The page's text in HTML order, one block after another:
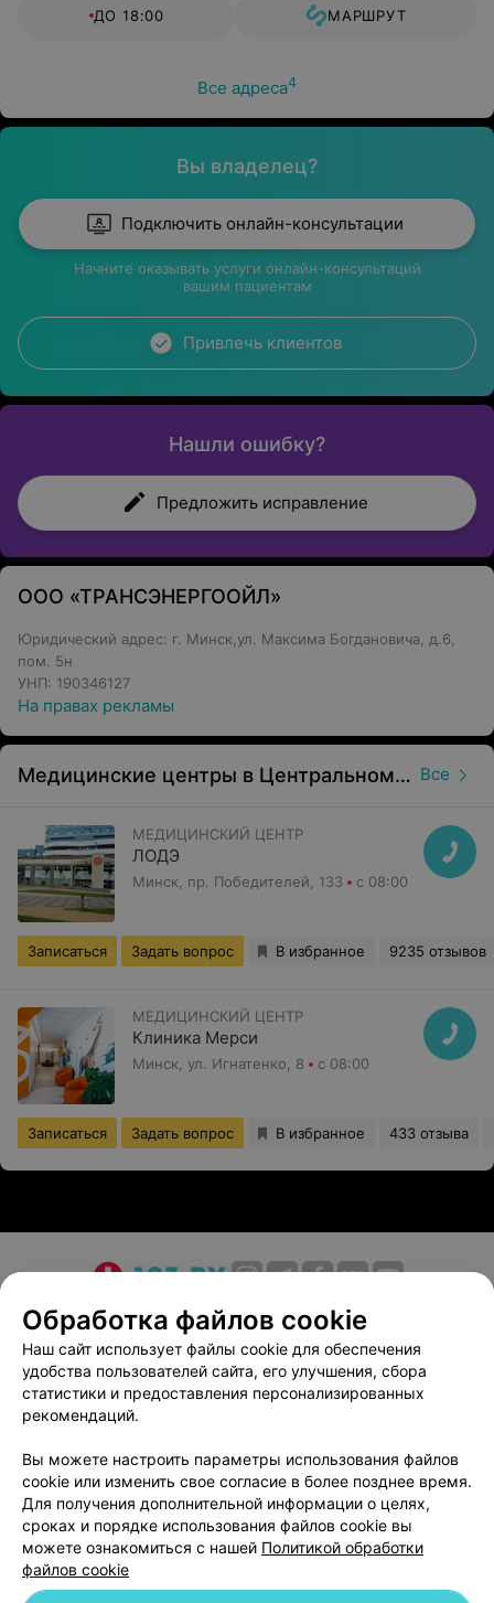
ДО 18:00 МАРШРУТ
Все адреса4
Вы владелец?
Подключить онлайн-консультации
Начните оказывать услуги онлайн-консультаций
вашим пациентам
Привлечь клиентов
Нашли ошибку?
Предложить исправление
ООО «ТРАНСЭНЕРГООЙЛ»
Юридический адрес: г. Минск,ул. Максима Богдановича, д.6,
пом. 5н
УНП: 190346127
На правах рекламы
Медицинские центры в Центральном районе в Минске Все
МЕДИЦИНСКИЙ ЦЕНТР
ЛОДЭ
Минск, пр. Победителей, 133 с 08:00
Записаться Задать вопрос В избранное 9235 отзывов
МЕДИЦИНСКИЙ ЦЕНТР
Клиника Мерси
Минск, ул. Игнатенко, 8 с 08:00
Записаться Задать вопрос В избранное 433 отзыва
О проекте Новости проекта
Размещение рекламы
Медицинский маркетинг
Публичный договор
Пользовательское соглашение
Способы оплаты
Вакансии
Партнеры
Написать в поддержку
Персональные настройки cookie
Обработка персональных данных
Обработка файлов cookie
Наш сайт использует файлы cookie для обеспечения
удобства пользователей сайта, его улучшения, сбора
статистики и предоставления персонализированных
рекомендаций.
Вы можете настроить параметры использования файлов
cookie или изменить свое согласие в более позднее время.
Для получения дополнительной информации о целях,
сроках и порядке использования файлов cookie вы
можете ознакомиться с нашей Политикой обработки
файлов cookie